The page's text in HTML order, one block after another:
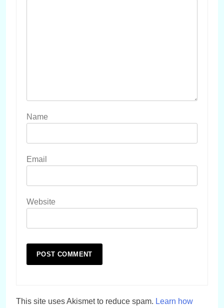
Name
Email
Website
This site uses Akismet to reduce spam. Learn how